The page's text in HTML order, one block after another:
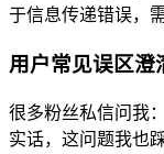
于信息传递错误，
用户常见误区澄
很多粉丝私信问我
实话，这问题我也